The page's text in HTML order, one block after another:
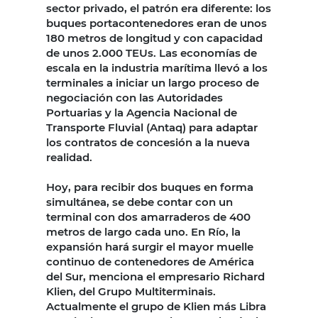
sector privado, el patrón era diferente: los
buques portacontenedores eran de unos
180 metros de longitud y con capacidad
de unos 2.000 TEUs. Las economías de
escala en la industria marítima llevó a los
terminales a iniciar un largo proceso de
negociación con las Autoridades
Portuarias y la Agencia Nacional de
Transporte Fluvial (Antaq) para adaptar
los contratos de concesión a la nueva
realidad.
Hoy, para recibir dos buques en forma
simultánea, se debe contar con un
terminal con dos amarraderos de 400
metros de largo cada uno. En Río, la
expansión hará surgir el mayor muelle
continuo de contenedores de América
del Sur, menciona el empresario Richard
Klien, del Grupo Multiterminais.
Actualmente el grupo de Klien más Libra